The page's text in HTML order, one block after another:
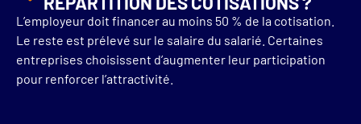
L’employeur doit financer au moins 50 % de la cotisation.
Le reste est prélevé sur le salaire du salarié. Certaines
entreprises choisissent d’augmenter leur participation
pour renforcer l’attractivité.